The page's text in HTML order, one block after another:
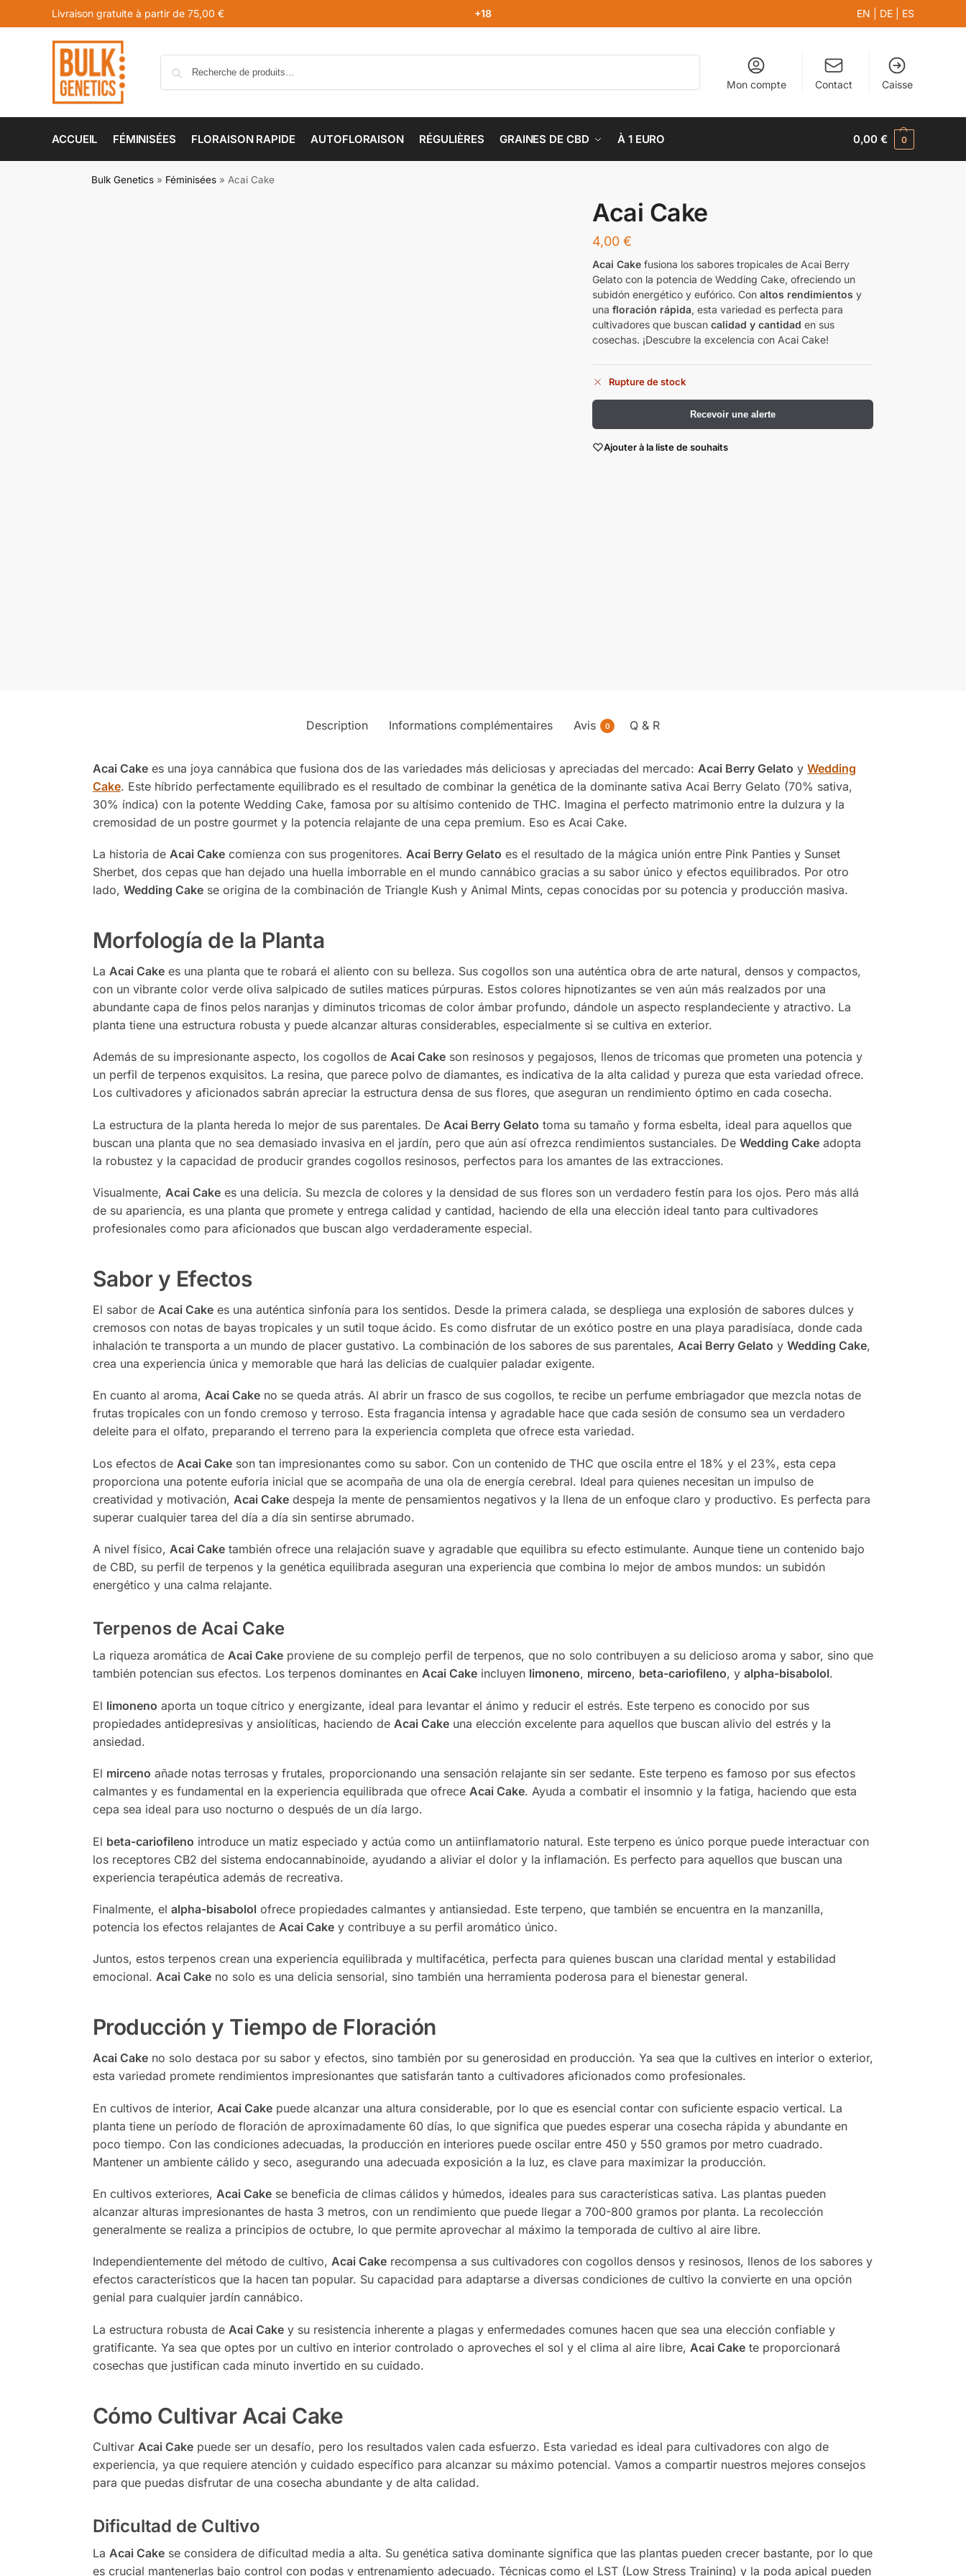
Livraison gratuite à partir de 75,00 € +18 EN DE ES
Mon compte Contact Caisse
ACCUEIL FÉMINISÉES FLORAISON RAPIDE AUTOFLORAISON RÉGULIÈRES GRAINES DE CBD À 1 EURO 0,00€ 0
Bulk Genetics » Féminisées » Acai Cake
Acai Cake
4,00€
Acai Cake fusiona los sabores tropicales de Acai Berry
Gelato con la potencia de Wedding Cake, ofreciendo un
subidón energético y eufórico. Conaltos rendimientos y
unafloración rápida, esta variedad es perfecta para
cultivadores que buscancalidad y cantidad en sus
cosechas. ¡Descubre la excelencia con Acai Cake!
Rupture de stock
Recevoir une alerte
Ajouter à la liste de souhaits
Description Informations complémentaires Avis 0 Q & R
Acai Cakees una joya cannábica que fusiona dos de las variedades más deliciosas y apreciadas del mercado: Acai Berry Gelato y Wedding
Cake. Este híbrido perfectamente equilibrado es el resultado de combinar la genética de la dominante sativa Acai Berry Gelato (70% sativa,
30% índica) con la potente Wedding Cake, famosa por su altísimo contenido de THC. Imagina el perfecto matrimonio entre la dulzura y la
cremosidad de un postre gourmet y la potencia relajante de una cepa premium. Eso es Acai Cake.
La historia de Acai Cakecomienza con sus progenitores. Acai Berry Gelato es el resultado de la mágica unión entre Pink Panties y Sunset
Sherbet, dos cepas que han dejado una huella imborrable en el mundo cannábico gracias a su sabor único y efectos equilibrados. Por otro
lado, Wedding Cakese origina de la combinación de Triangle Kush y Animal Mints, cepas conocidas por su potencia y producción masiva.
Morfología de la Planta
La Acai Cakees una planta que te robará el aliento con su belleza. Sus cogollos son una auténtica obra de arte natural, densos y compactos,
con un vibrante color verde oliva salpicado de sutiles matices púrpuras. Estos colores hipnotizantes se ven aún más realzados por una
abundante capa de finos pelos naranjas y diminutos tricomas de color ámbar profundo, dándole un aspecto resplandeciente y atractivo. La
planta tiene una estructura robusta y puede alcanzar alturas considerables, especialmente si se cultiva en exterior.
Además de su impresionante aspecto, los cogollos de Acai Cakeson resinosos y pegajosos, llenos de tricomas que prometen una potencia y
un perfil de terpenos exquisitos. La resina, que parece polvo de diamantes, es indicativa de la alta calidad y pureza que esta variedad ofrece.
Los cultivadores y aficionados sabrán apreciar la estructura densa de sus flores, que aseguran un rendimiento óptimo en cada cosecha.
La estructura de la planta hereda lo mejor de sus parentales. De Acai Berry Gelato toma su tamaño y forma esbelta, ideal para aquellos que
buscan una planta que no sea demasiado invasiva en el jardín, pero que aún así ofrezca rendimientos sustanciales. De Wedding Cakeadopta
la robustez y la capacidad de producir grandes cogollos resinosos, perfectos para los amantes de las extracciones.
Visualmente, Acai Cakees una delicia. Su mezcla de colores y la densidad de sus flores son un verdadero festín para los ojos. Pero más allá
de su apariencia, es una planta que promete y entrega calidad y cantidad, haciendo de ella una elección ideal tanto para cultivadores
profesionales como para aficionados que buscan algo verdaderamente especial.
Sabor y Efectos
El sabor de Acai Cakees una auténtica sinfonía para los sentidos. Desde la primera calada, se despliega una explosión de sabores dulces y
cremosos con notas de bayas tropicales y un sutil toque ácido. Es como disfrutar de un exótico postre en una playa paradisíaca, donde cada
inhalación te transporta a un mundo de placer gustativo. La combinación de los sabores de sus parentales, Acai Berry Gelato y Wedding Cake,
crea una experiencia única y memorable que hará las delicias de cualquier paladar exigente.
En cuanto al aroma, Acai Cakeno se queda atrás. Al abrir un frasco de sus cogollos, te recibe un perfume embriagador que mezcla notas de
frutas tropicales con un fondo cremoso y terroso. Esta fragancia intensa y agradable hace que cada sesión de consumo sea un verdadero
deleite para el olfato, preparando el terreno para la experiencia completa que ofrece esta variedad.
Los efectos de Acai Cakeson tan impresionantes como su sabor. Con un contenido de THC que oscila entre el 18% y el 23%, esta cepa
proporciona una potente euforia inicial que se acompaña de una ola de energía cerebral. Ideal para quienes necesitan un impulso de
creatividad y motivación, Acai Cakedespeja la mente de pensamientos negativos y la llena de un enfoque claro y productivo. Es perfecta para
superar cualquier tarea del día a día sin sentirse abrumado.
A nivel físico, Acai Caketambién ofrece una relajación suave y agradable que equilibra su efecto estimulante. Aunque tiene un contenido bajo
de CBD, su perfil de terpenos y la genética equilibrada aseguran una experiencia que combina lo mejor de ambos mundos: un subidón
energético y una calma relajante.
Terpenos de Acai Cake
La riqueza aromática de Acai Cakeproviene de su complejo perfil de terpenos, que no solo contribuyen a su delicioso aroma y sabor, sino que
también potencian sus efectos. Los terpenos dominantes en Acai Cakeincluyen limoneno, mirceno, beta-cariofileno, y alpha-bisabolol.
El limoneno aporta un toque cítrico y energizante, ideal para levantar el ánimo y reducir el estrés. Este terpeno es conocido por sus
propiedades antidepresivas y ansiolíticas, haciendo de Acai Cakeuna elección excelente para aquellos que buscan alivio del estrés y la
ansiedad.
El mirceno añade notas terrosas y frutales, proporcionando una sensación relajante sin ser sedante. Este terpeno es famoso por sus efectos
calmantes y es fundamental en la experiencia equilibrada que ofrece Acai Cake. Ayuda a combatir el insomnio y la fatiga, haciendo que esta
cepa sea ideal para uso nocturno o después de un día largo.
El beta-cariofileno introduce un matiz especiado y actúa como un antiinflamatorio natural. Este terpeno es único porque puede interactuar con
los receptores CB2 del sistema endocannabinoide, ayudando a aliviar el dolor y la inflamación. Es perfecto para aquellos que buscan una
experiencia terapéutica además de recreativa.
Finalmente, el alpha-bisabolol ofrece propiedades calmantes y antiansiedad. Este terpeno, que también se encuentra en la manzanilla,
potencia los efectos relajantes de Acai Cakey contribuye a su perfil aromático único.
Juntos, estos terpenos crean una experiencia equilibrada y multifacética, perfecta para quienes buscan una claridad mental y estabilidad
emocional. Acai Cakeno solo es una delicia sensorial, sino también una herramienta poderosa para el bienestar general.
Producción y Tiempo de Floración
Acai Cakeno solo destaca por su sabor y efectos, sino también por su generosidad en producción. Ya sea que la cultives en interior o exterior,
esta variedad promete rendimientos impresionantes que satisfarán tanto a cultivadores aficionados como profesionales.
En cultivos de interior, Acai Cakepuede alcanzar una altura considerable, por lo que es esencial contar con suficiente espacio vertical. La
planta tiene un período de floración de aproximadamente 60 días, lo que significa que puedes esperar una cosecha rápida y abundante en
poco tiempo. Con las condiciones adecuadas, la producción en interiores puede oscilar entre 450 y 550 gramos por metro cuadrado.
Mantener un ambiente cálido y seco, asegurando una adecuada exposición a la luz, es clave para maximizar la producción.
En cultivos exteriores, Acai Cakese beneficia de climas cálidos y húmedos, ideales para sus características sativa. Las plantas pueden
alcanzar alturas impresionantes de hasta 3 metros, con un rendimiento que puede llegar a 700-800 gramos por planta. La recolección
generalmente se realiza a principios de octubre, lo que permite aprovechar al máximo la temporada de cultivo al aire libre.
Independientemente del método de cultivo, Acai Cakerecompensa a sus cultivadores con cogollos densos y resinosos, llenos de los sabores y
efectos característicos que la hacen tan popular. Su capacidad para adaptarse a diversas condiciones de cultivo la convierte en una opción
genial para cualquier jardín cannábico.
La estructura robusta de Acai Cakey su resistencia inherente a plagas y enfermedades comunes hacen que sea una elección confiable y
gratificante. Ya sea que optes por un cultivo en interior controlado o aproveches el sol y el clima al aire libre, Acai Cakete proporcionará
cosechas que justifican cada minuto invertido en su cuidado.
Cómo Cultivar Acai Cake
Cultivar Acai Cakepuede ser un desafío, pero los resultados valen cada esfuerzo. Esta variedad es ideal para cultivadores con algo de
experiencia, ya que requiere atención y cuidado específico para alcanzar su máximo potencial. Vamos a compartir nuestros mejores consejos
para que puedas disfrutar de una cosecha abundante y de alta calidad.
Dificultad de Cultivo
La Acai Cakese considera de dificultad media a alta. Su genética sativa dominante significa que las plantas pueden crecer bastante, por lo que
es crucial mantenerlas bajo control con podas y entrenamiento adecuado. Técnicas como el LST (Low Stress Training) y la poda apical pueden